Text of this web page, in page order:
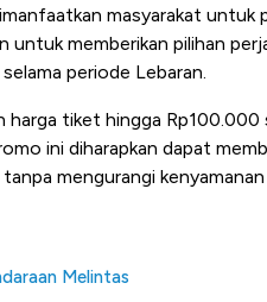
masyarakat untuk
untuk memberikan pilihan
periode Lebaran.
harga tiket hingga Rp100.000
ini diharapkan dapat
mengurangi
Melintas